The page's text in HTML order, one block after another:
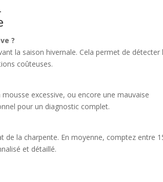
?
la saison hivernale. Cela permet de détecter
coûteuses.
excessive, ou encore une mauvaise
pour un diagnostic complet.
de la charpente. En moyenne, comptez entre
et détaillé.